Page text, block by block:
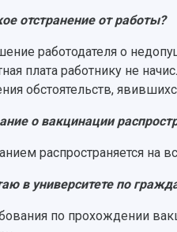
отстранение от работы?
работодателя о
плата работнику не
обстоятельств,
о вакцинации
распространяется на
в университете по
по прохождении